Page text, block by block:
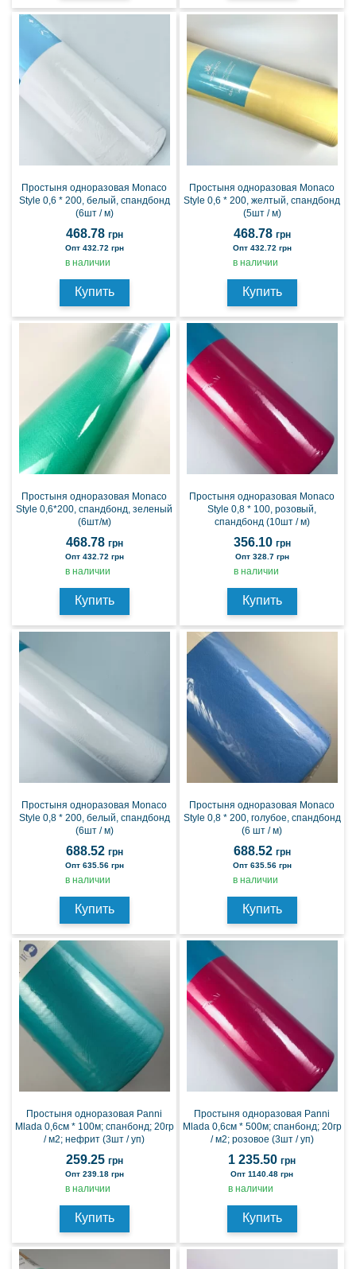
Простыня одноразовая Monaco
Style 0,6 * 200, белый, спандбонд
(6шт / м)
468.78 грн
Опт 432.72 грн
в наличии
Купить
Простыня одноразовая Monaco
Style 0,6 * 200, желтый, спандбонд
(5шт / м)
468.78 грн
Опт 432.72 грн
в наличии
Купить
Простыня одноразовая Monaco
Style 0,6*200, спандбонд, зеленый
(6шт/м)
468.78 грн
Опт 432.72 грн
в наличии
Купить
Простыня одноразовая Monaco
Style 0,8 * 100, розовый,
спандбонд (10шт / м)
356.10 грн
Опт 328.7 грн
в наличии
Купить
Простыня одноразовая Monaco
Style 0,8 * 200, белый, спандбонд
(6шт / м)
688.52 грн
Опт 635.56 грн
в наличии
Купить
Простыня одноразовая Monaco
Style 0,8 * 200, голубое, спандбонд
(6 шт / м)
688.52 грн
Опт 635.56 грн
в наличии
Купить
Простыня одноразовая Panni
Mlada 0,6см * 100м; спанбонд; 20гр
/ м2; нефрит (3шт / уп)
259.25 грн
Опт 239.18 грн
в наличии
Купить
Простыня одноразовая Panni
Mlada 0,6см * 500м; спанбонд; 20гр
/ м2; розовое (3шт / уп)
1 235.50 грн
Опт 1140.48 грн
в наличии
Купить